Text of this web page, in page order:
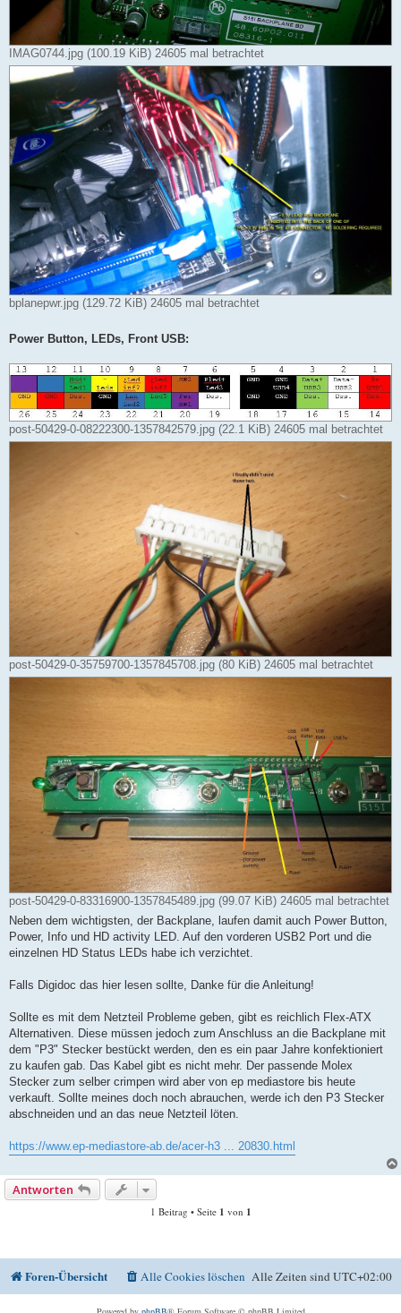
IMAG0744.jpg (100.19 KiB) 24605 mal betrachtet
bplanepwr.jpg (129.72 KiB) 24605 mal betrachtet
Power Button, LEDs, Front USB:
post-50429-0-08222300-1357842579.jpg (22.1 KiB) 24605 mal betrachtet
post-50429-0-35759700-1357845708.jpg (80 KiB) 24605 mal betrachtet
post-50429-0-83316900-1357845489.jpg (99.07 KiB) 24605 mal betrachtet
Neben dem wichtigsten, der Backplane, laufen damit auch Power Button,
Power, Info und HD activity LED. Auf den vorderen USB2 Port und die
einzelnen HD Status LEDs habe ich verzichtet.
Falls Digidoc das hier lesen sollte, Danke für die Anleitung!
Sollte es mit dem Netzteil Probleme geben, gibt es reichlich Flex-ATX
Alternativen. Diese müssen jedoch zum Anschluss an die Backplane mit
dem "P3" Stecker bestückt werden, den es ein paar Jahre konfektioniert
zu kaufen gab. Das Kabel gibt es nicht mehr. Der passende Molex
Stecker zum selber crimpen wird aber von ep mediastore bis heute
verkauft. Sollte meines doch noch abrauchen, werde ich den P3 Stecker
abschneiden und an das neue Netzteil löten.
https://www.ep-mediastore-ab.de/acer-h3 ... 20830.html
Antworten
1 Beitrag • Seite 1 von 1
Foren-Übersicht Alle Zeiten sindUTC+02:00
Alle Cookies löschen